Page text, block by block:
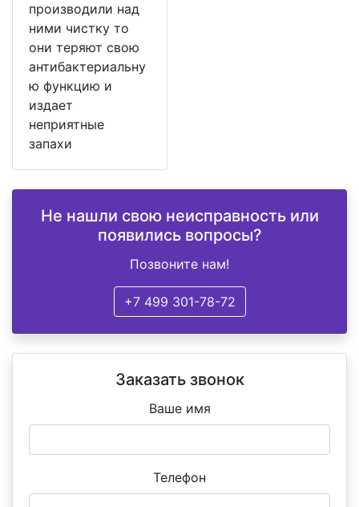
производили над
ними чистку то
они теряют свою
антибактериальну
ю функцию и
издает
неприятные
запахи
Не нашли свою неисправность или
появились вопросы?
Позвоните нам!
+7 499 301-78-72
Заказать звонок
Ваше имя
Телефон